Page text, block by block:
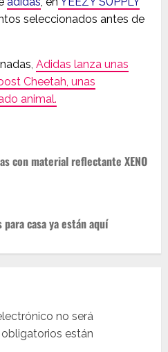
seleccionados antes de
Adidas lanza unas
Cheetah, unas
animal.
con material reflectante XENO
casa ya están aquí
no será
están